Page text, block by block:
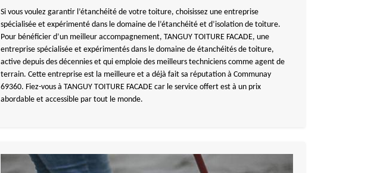
Si vous voulez garantir l’étanchéité de votre toiture, choisissez une entreprise
spécialisée et expérimenté dans le domaine de l’étanchéité et d’isolation de toiture.
Pour bénéficier d’un meilleur accompagnement, TANGUY TOITURE FACADE, une
entreprise spécialisée et expérimentés dans le domaine de étanchéités de toiture,
active depuis des décennies et qui emploie des meilleurs techniciens comme agent de
terrain. Cette entreprise est la meilleure et a déjà fait sa réputation à Communay
69360. Fiez-vous à TANGUY TOITURE FACADE car le service offert est à un prix
abordable et accessible par tout le monde.